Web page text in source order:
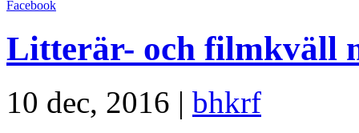
Facebook
Litterär- och filmkväll
10 dec, 2016 | bhkrf